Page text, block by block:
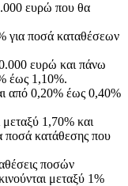
ευρώ που θα
για ποσά καταθέσεων
ευρώ και πάνω
έως 1,10%.
από 0,20% έως 0,40%
μεταξύ 1,70% και
ποσά κατάθεσης που
ποσών
μεταξύ 1%